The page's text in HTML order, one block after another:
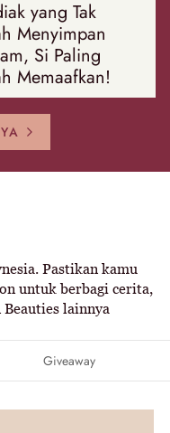
yang Tak
Menyimpan
Si Paling
Memaafkan!
Pastikan kamu
untuk berbagi cerita,
lainnya
Giveaway